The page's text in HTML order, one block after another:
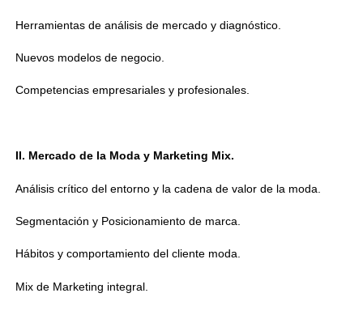
Herramientas de análisis de mercado y diagnóstico.
Nuevos modelos de negocio.
Competencias empresariales y profesionales.
II. Mercado de la Moda y Marketing Mix.
Análisis crítico del entorno y la cadena de valor de la moda.
Segmentación y Posicionamiento de marca.
Hábitos y comportamiento del cliente moda.
Mix de Marketing integral.